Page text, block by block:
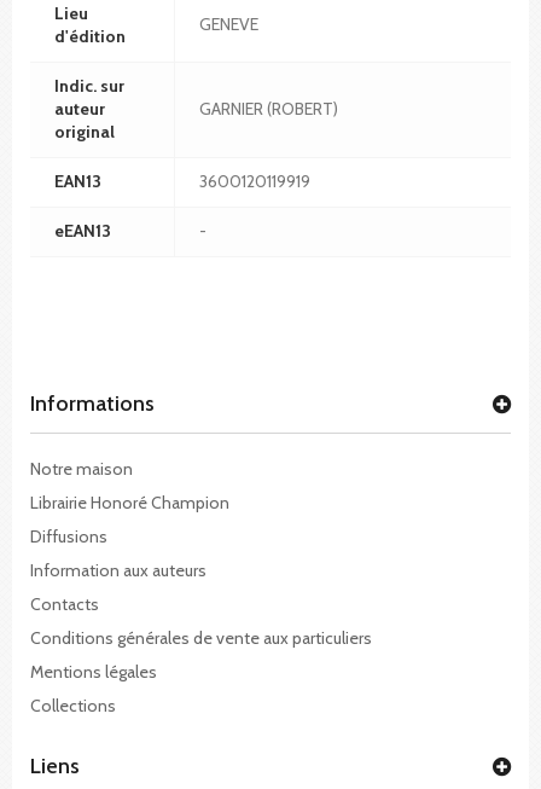
Lieu
d'édition
GENEVE
Indic. sur
auteur
original
GARNIER (ROBERT)
EAN13 3600120119919
eEAN13 -
Informations
Notre maison
Librairie Honoré Champion
Diffusions
Information aux auteurs
Contacts
Conditions générales de vente aux particuliers
Mentions légales
Collections
Liens